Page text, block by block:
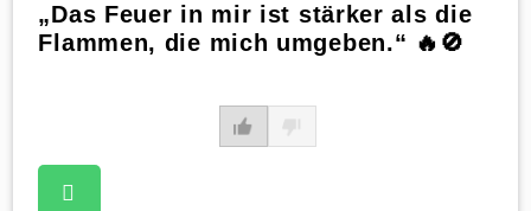
„Das Feuer in mir ist stärker als die
Flammen, die mich umgeben.“ 🔥🚫